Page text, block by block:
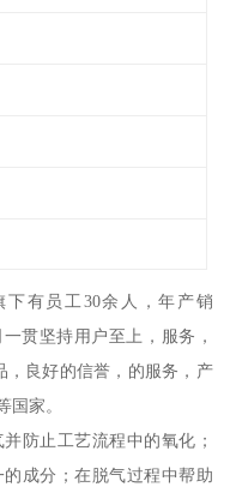
有员工30余人，年产销
贯坚持用户至上，服务，
，良好的信誉，的服务，产
国家。
防止工艺流程中的氧化；
成分；在脱气过程中帮助